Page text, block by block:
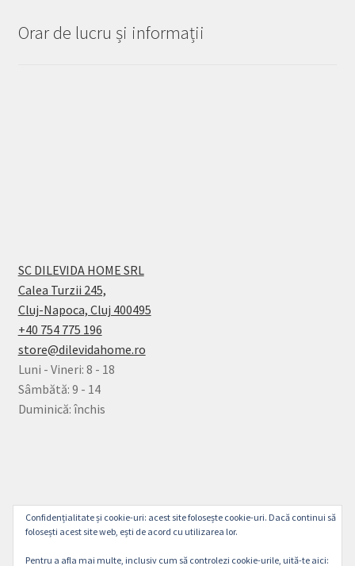
Orar de lucru și informații
SC DILEVIDA HOME SRL
Calea Turzii 245,
Cluj-Napoca, Cluj 400495
+40 754 775 196
store@dilevidahome.ro
Luni - Vineri: 8 - 18
Sâmbătă: 9 - 14
Duminică: închis
© Dilevida Home 2026
Politică de Confidențialitate
Construit cu
Confidențialitate și cookie-uri: acest site folosește cookie-uri. Dacă continui să
folosești acest site web, ești de acord cu utilizarea lor.
Pentru a afla mai multe, inclusiv cum să controlezi cookie-urile, uită-te aici: